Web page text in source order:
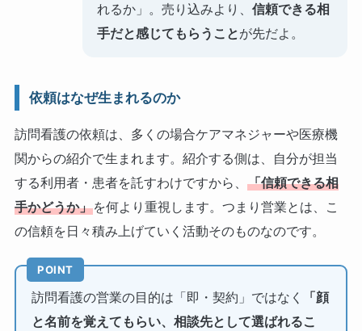
れるか」。売り込みより、 信頼できる相
手だと感じてもらうことが先だよ。
依頼はなぜ生まれるのか
訪問看護の依頼は、多くの場合ケアマネジャーや医療機
関からの紹介で生まれます。紹介する側は、自分が担当
する利用者・患者を託すわけですから、 「信頼できる相
手かどうか」を何より重視します。つまり営業とは、こ
の信頼を日々積み上げていく活動そのものなのです。
POINT
訪問看護の営業の目的は「即・契約」ではなく
「顔
と名前を覚えてもらい、相談先として選ばれるこ